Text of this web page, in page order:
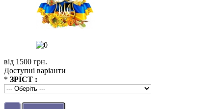
від 1500 грн.
Доступні варіанти
* ЗРІСТ :